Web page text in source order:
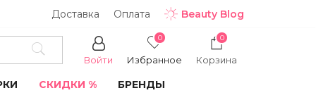
Доставка Оплата Beauty Blog
Войти
0
Избранное
0
Корзина
СКИДКИ % БРЕНДЫ